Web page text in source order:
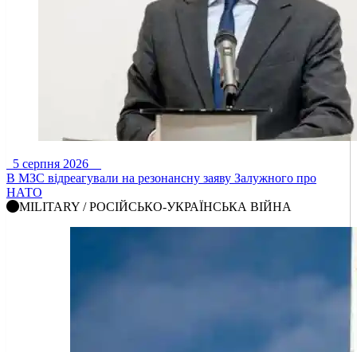
5 серпня 2026
В МЗС відреагували на резонансну заяву Залужного про
НАТО
MILITARY / РОСІЙСЬКО-УКРАЇНСЬКА ВІЙНА